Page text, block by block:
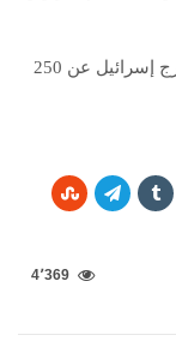
وأوضح أنّه بموجب اتفاق وقف إطلاق النار ستفرج إسرائيل عن 250
4٬369